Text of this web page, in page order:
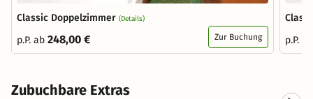
Classic Doppelzimmer (Details)
p.P. ab 248,00 € Zur Buchung
p.P.
Zubuchbare Extras